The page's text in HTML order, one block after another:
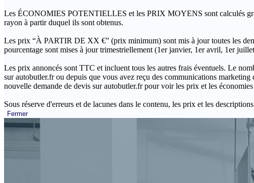
Les ÉCONOMIES POTENTIELLES et les PRIX MOYENS sont calculés
rayon à partir duquel ils sont obtenus.
Les prix “À PARTIR DE XX €” (prix minimum) sont mis à jour toutes les
pourcentage sont mises à jour trimestriellement (1er janvier, 1er avril, 1er
Les prix annoncés sont TTC et incluent tous les autres frais éventuels. Le
sur autobutler.fr ou depuis que vous avez reçu des communications
nouvelle demande de devis sur autobutler.fr pour voir les prix et les
Sous réserve d'erreurs et de lacunes dans le contenu, les prix et les
Fermer